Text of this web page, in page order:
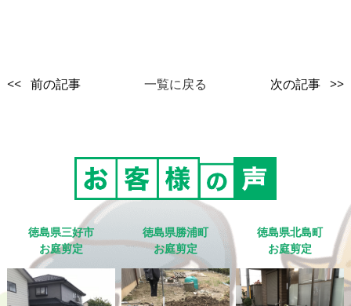
<< 前の記事 一覧に戻る 次の記事 >>
徳島県三好市
お庭剪定
徳島県勝浦町
お庭剪定
徳島県北島町
お庭剪定